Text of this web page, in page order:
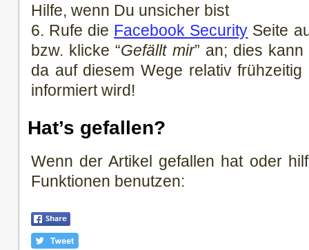
Hilfe, wenn Du unsicher bist
6. Rufe die Facebook Security Seite
bzw. klicke “Gefällt mir” an; dies
da auf diesem Wege relativ
informiert wird!
Hat’s gefallen?
Wenn der Artikel gefallen hat oder
Funktionen benutzen: